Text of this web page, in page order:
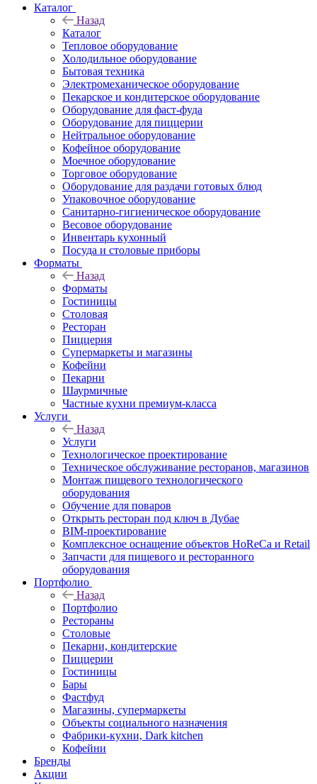
Каталог
Назад
Каталог
Тепловое оборудование
Холодильное оборудование
Бытовая техника
Электромеханическое оборудование
Пекарское и кондитерское оборудование
Оборудование для фаст-фуда
Оборудование для пиццерии
Нейтральное оборудование
Кофейное оборудование
Моечное оборудование
Торговое оборудование
Оборудование для раздачи готовых блюд
Упаковочное оборудование
Санитарно-гигиеническое оборудование
Весовое оборудование
Инвентарь кухонный
Посуда и столовые приборы
Форматы
Назад
Форматы
Гостиницы
Столовая
Ресторан
Пиццерия
Супермаркеты и магазины
Кофейни
Пекарни
Шаурмичные
Частные кухни премиум-класса
Услуги
Назад
Услуги
Технологическое проектирование
Техническое обслуживание ресторанов, магазинов
Монтаж пищевого технологического
оборудования
Обучение для поваров
Открыть ресторан под ключ в Дубае
BIM-проектирование
Комплексное оснащение объектов HoReCa и Retail
Запчасти для пищевого и ресторанного
оборудования
Портфолио
Назад
Портфолио
Рестораны
Столовые
Пекарни, кондитерские
Пиццерии
Гостиницы
Бары
Фастфуд
Магазины, супермаркеты
Объекты социального назначения
Фабрики-кухни, Dark kitchen
Кофейни
Бренды
Акции